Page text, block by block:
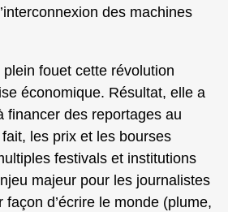
des machines
fouet cette révolution
économique. Résultat, elle a
financer des reportages au
les prix et les bourses
festivals et institutions
majeur pour les journalistes
d’écrire le monde (plume,